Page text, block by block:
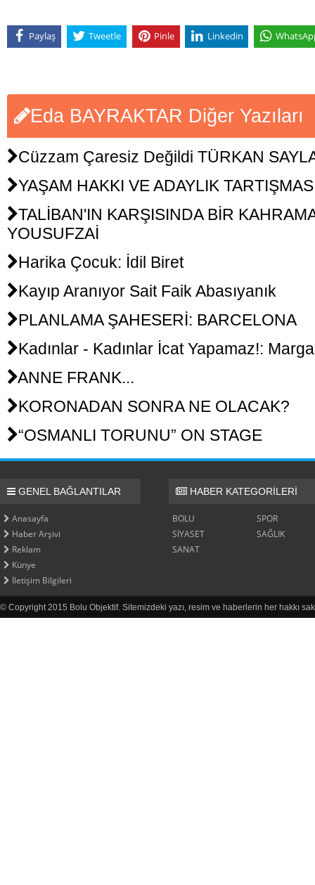
Paylaş Tweetle Pinle Linkedin
Eda BAYRAKTAR Diğer Yazıları
Cüzzam Çaresiz Değildi TÜRKAN
YAŞAM HAKKI VE ADAYLIK
TALİBAN'IN KARŞISINDA BİR
YOUSUFZAİ
Harika Çocuk: İdil Biret
Kayıp Aranıyor Sait Faik Abasıyanık
PLANLAMA ŞAHESERİ: BARCELONA
Kadınlar - Kadınlar İcat Yapamaz!:
ANNE FRANK...
KORONADAN SONRA NE OLACAK?
“OSMANLI TORUNU” ON STAGE
GENEL BAĞLANTILAR
Anasayfa
Haber Arşivi
Reklam
Künye
İletişim Bilgileri
HABER KATEGORİLERİ
BOLU
SPOR
SİYASET
SAĞLIK
SANAT
© Copyright 2015 Bolu Objektif. Sitemizdeki yazı, resim ve haberlerin her hakkı